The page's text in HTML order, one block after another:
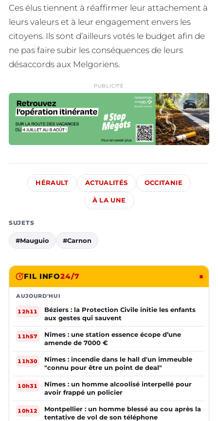
Ces élus tiennent à réaffirmer leur attachement à
leurs valeurs et à leur engagement envers les
citoyens. Ils sont d’ailleurs votés le budget afin de
ne pas faire subir les conséquences de leurs
désaccords aux Melgoriens.
PUBLICITÉ
HÉRAULT ACTUALITÉS OCCITANIE
À LA UNE
SUJETS
#Mauguio #Carnon
FIL INFO24/7
AUJOURD'HUI
12h11
Béziers : la Protection Civile initie les enfants
aux gestes qui sauvent
11h57
Nîmes : une station essence écope d’une
amende de 7000 €
11h30
Nîmes : incendie dans le hall d'un immeuble
"connu pour être un point de deal"
10h31
Nîmes : un homme alcoolisé interpellé pour
avoir frappé un policier
10h12
Montpellier : un homme blessé au cou après la
tentative de vol de son téléphone